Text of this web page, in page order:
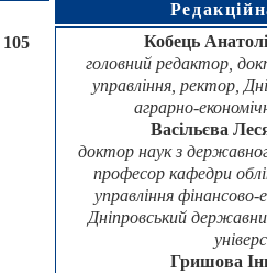
105
Кобець
головний редактор,
управління, ректор,
аграрно-
Васільєва
доктор наук з
професор кафедри
управління фінансово-
Дніпровський
Гришова